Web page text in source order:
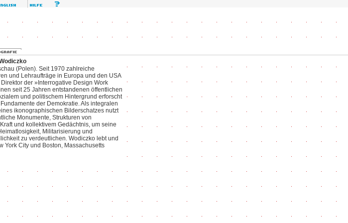
(Polen). Seit 1970 zahlreiche
und Lehraufträge in Europa und den USA
der »Interrogative Design Work
seit 25 Jahren entstandenen öffentlichen
und politischem Hintergrund erforscht
der Demokratie. Als integralen
ikonographischen Bilderschatzes nutzt
Monumente, Strukturen von
und kollektivem Gedächtnis, um seine
Militarisierung und
zu verdeutlichen. Wodiczko lebt und
York City und Boston, Massachusetts